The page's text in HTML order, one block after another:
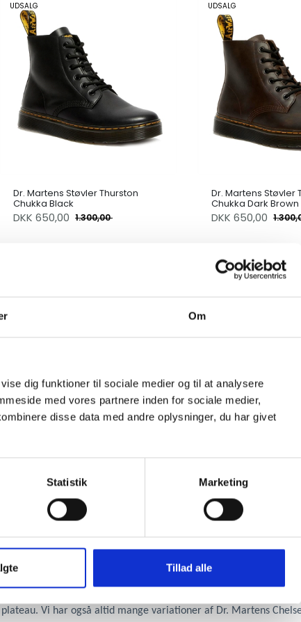
Om
dig funktioner til sociale medier og til at analysere
med vores partnere inden for sociale medier,
disse data med andre oplysninger, du har givet
Statistik Marketing
Tillad alle
UDSALG
Dr. Martens Støvler Thurston
Chukka Black
DKK 650,00 1.300,00
UDSALG
Dr. Martens Støvler
Chukka Dark Brown
DKK 650,00
populære sko og støvler fra Dr. Martens både i butikken og her
klassisk rock’n roll og rå punk med sit autonome look af
der passer til din personlige stil. Vi har fx flere sko og
Vi har også altid mange variationer af Dr. Martens